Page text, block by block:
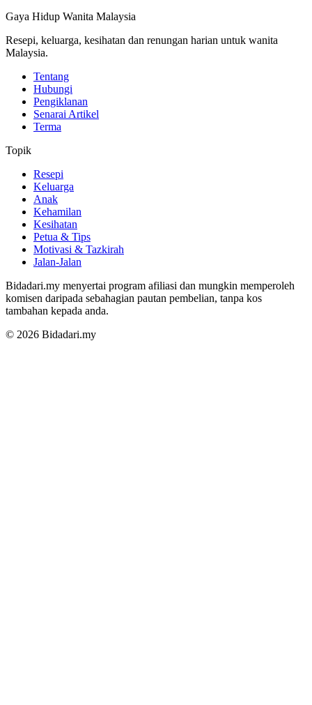
Gaya Hidup Wanita Malaysia
Resepi, keluarga, kesihatan dan renungan harian untuk wanita
Malaysia.
Tentang
Hubungi
Pengiklanan
Senarai Artikel
Terma
Topik
Resepi
Keluarga
Anak
Kehamilan
Kesihatan
Petua & Tips
Motivasi & Tazkirah
Jalan-Jalan
Bidadari.my menyertai program afiliasi dan mungkin memperoleh
komisen daripada sebahagian pautan pembelian, tanpa kos
tambahan kepada anda.
© 2026 Bidadari.my